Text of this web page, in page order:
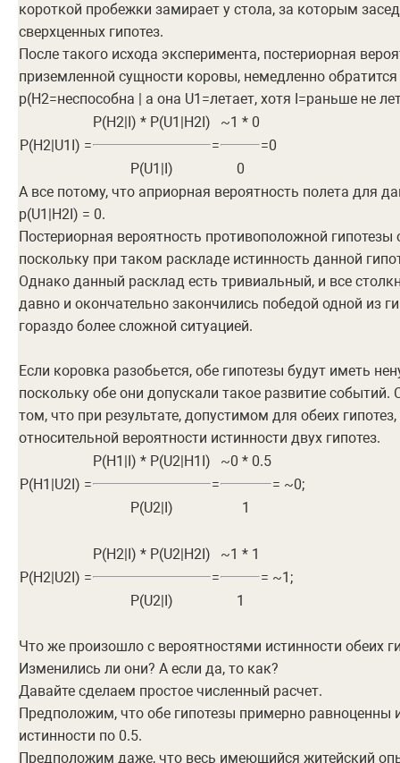
короткой пробежки замирает у стола, за которым
сверхценных гипотез.
После такого исхода эксперимента, постериорная
приземленной сущности коровы, немедленно
p(H2=неспособна | а она U1=летает, хотя I=раньше не
P(H2|I) * P(U1|H2I)
~1 * 0
P(H2|U1I) =
=
=0
P(U1|I)
0
А все потому, что априорная вероятность полета для
p(U1|H2I) = 0.
Постериорная вероятность противоположной
поскольку при таком раскладе истинность данной
Однако данный расклад есть тривиальный, и все
давно и окончательно закончились победой одной из
гораздо более сложной ситуацией.
Если коровка разобьется, обе гипотезы будут иметь
поскольку обе они допускали такое развитие
том, что при результате, допустимом для обеих
относительной вероятности истинности двух гипотез.
P(H1|I) * P(U2|H1I)
~0 * 0.5
P(H1|U2I) =
=
= ~0;
P(U2|I)
1
P(H2|I) * P(U2|H2I)
~1 * 1
P(H2|U2I) =
=
= ~1;
P(U2|I)
1
Что же произошло с вероятностями истинности обеих
Изменились ли они? А если да, то как?
Давайте сделаем простое численный расчет.
Предположим, что обе гипотезы примерно
истинности по 0.5.
Предположим даже, что весь имеющийся житейский